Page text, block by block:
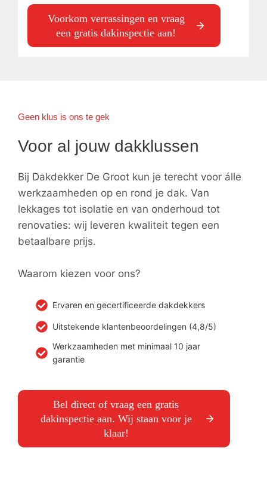
Voorkom verrassingen en vraag
een gratis dakinspectie aan!
Geen klus is ons te gek
Voor al jouw dakklussen
Bij Dakdekker De Groot kun je terecht voor álle
werkzaamheden op en rond je dak. Van
lekkages tot isolatie en van onderhoud tot
renovaties: wij leveren kwaliteit tegen een
betaalbare prijs.
Waarom kiezen voor ons?
Ervaren en gecertificeerde dakdekkers
Uitstekende klantenbeoordelingen (4,8/5)
Werkzaamheden met minimaal 10 jaar
garantie
Bel direct of vraag een gratis
dakinspectie aan. Wij staan voor je
klaar!